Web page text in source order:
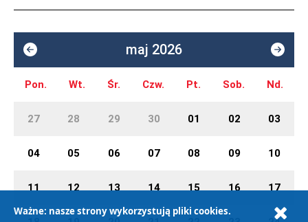
maj 2026
Pon. Wt. Śr. Czw. Pt. Sob. Nd.
27 28 29 30 01 02 03
04 05 06 07 08 09 10
11 12 13 14 15 16 17
Ważne: nasze strony wykorzystują pliki cookies.